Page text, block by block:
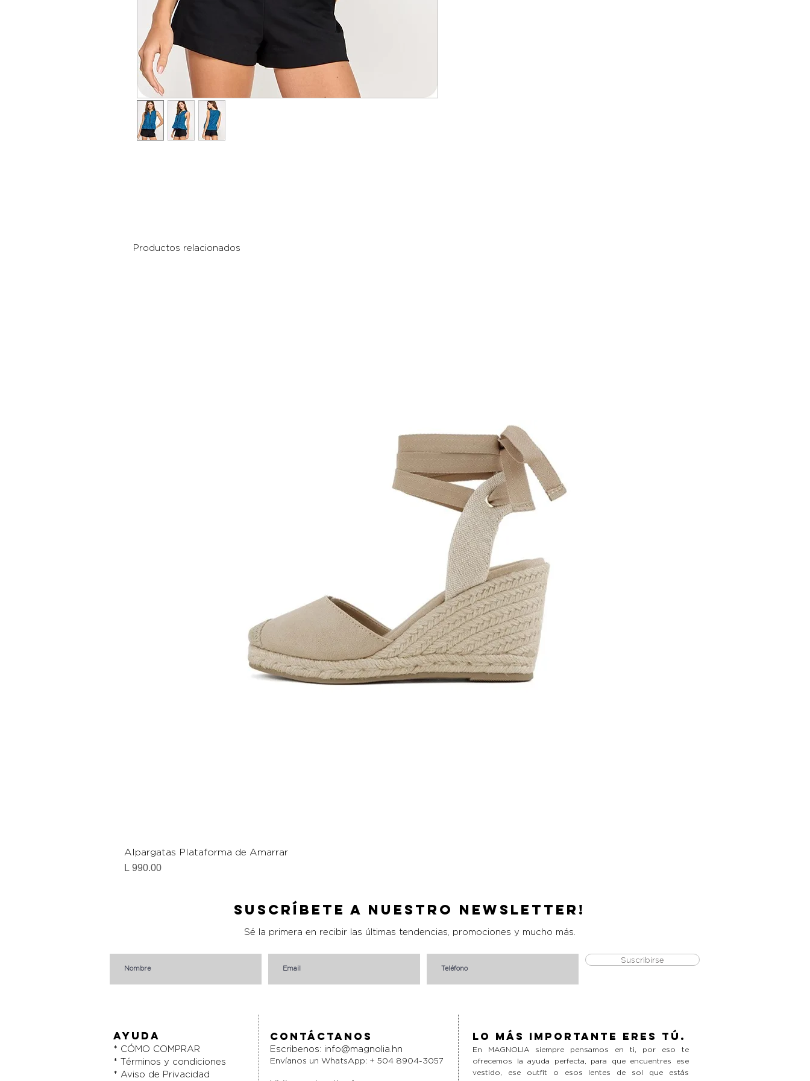
Productos relacionados
Alpargatas Plataforma de Amarrar
Precio
L 990.00
Suscríbete a nuestro Newsletter!
Sé la primera en recibir las últimas tendencias, promociones y mucho más.
Suscribirse
AYUDA
* CÓMO COMPRAR
* Términos y condiciones
* Aviso de Privacidad
Contáctanos
Escribenos: info@magnolia.hn
Envíanos un WhatsApp: + 504 8904-3057
Lo más importante eres tú.
En MAGNOLIA siempre pensamos en ti, por eso te
ofrecemos la ayuda perfecta, para que encuentres ese
vestido, ese outfit o esos lentes de sol que estás